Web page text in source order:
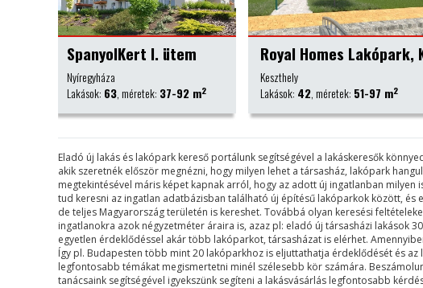
Royal Homes Lakópark, Keszthely
Keszthely
Lakások:42, méretek:51-97 m2
Kálvária Lakópark
Őrbottyán
Lakások:82, méretek:90-132 m
Eladó új lakás és lakópark kereső portálunk segítségével a lakáskeresők
akik szeretnék először megnézni, hogy milyen lehet a társasház, lakópark
megtekintésével máris képet kapnak arról, hogy az adott új ingatlanban
tud keresni az ingatlan adatbázisban található új építésű lakóparkok között, és
de teljes Magyarország területén is kereshet. Továbbá olyan keresési
ingatlanokra azok négyzetméter áraira is, azaz pl: eladó új társasházi lakások
egyetlen érdeklődéssel akár több lakóparkot, társasházat is elérhet.
Így pl. Budapesten több mint 20 lakóparkhoz is eljuttathatja érdeklődését és
legfontosabb témákat megismertetni minél szélesebb kör számára.
tanácsaink segítségével igyekszünk segíteni a lakásvásárlás legfontosabb